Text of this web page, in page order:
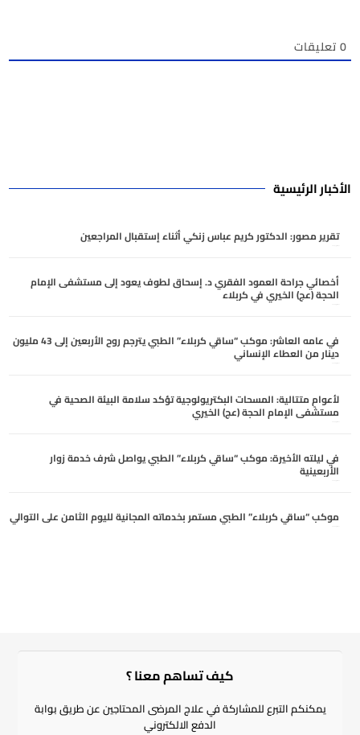
0تعليقات
الأخبار الرئيسية
تقرير مصور: الدكتور كريم عباس زنكي أثناء إستقبال المراجعين
أخصائي جراحة العمود الفقري د. إسحاق لطوف يعود إلى مستشفى الإمام
الحجة (عج) الخيري في كربلاء
في عامه العاشر: موكب “ساقي كربلاء” الطبي يترجم روح الأربعين إلى 43 مليون
دينار من العطاء الإنساني
لأعوامٍ متتالية: المسحات البكتريولوجية تؤكد سلامة البيئة الصحية في
مستشفى الإمام الحجة (عج) الخيري
في ليلته الأخيرة: موكب “ساقي كربلاء” الطبي يواصل شرف خدمة زوار
الأربعينية
موكب “ساقي كربلاء” الطبي مستمر بخدماته المجانية لليوم الثامن على التوالي
كيف تساهم معنا ؟​
يمكنكم التبرع للمشاركة في علاج المرضى المحتاجين عن طريق بوابة
الدفع الالكتروني